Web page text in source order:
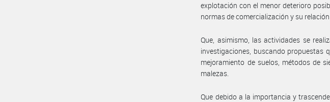
explotación con el menor deterioro
normas de comercialización y su
Que, asimismo, las actividades se
investigaciones, buscando propuestas
mejoramiento de suelos, métodos de
malezas.
Que debido a la importancia y